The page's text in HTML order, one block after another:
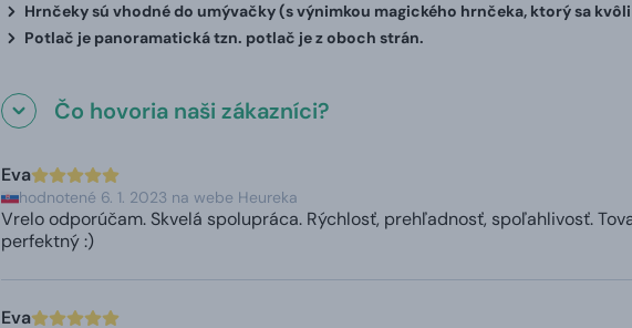
Hrnčeky sú vhodné do umývačky (s výnimkou magického hrnčeka, ktorý sa
Potlač je panoramatická tzn. potlač je z oboch strán.
Čo hovoria naši zákazníci?
Eva
hodnotené 6. 1. 2023 na webe Heureka
Vrelo odporúčam. Skvelá spolupráca. Rýchlosť, prehľadnosť, spoľahlivosť.
perfektný :)
Eva